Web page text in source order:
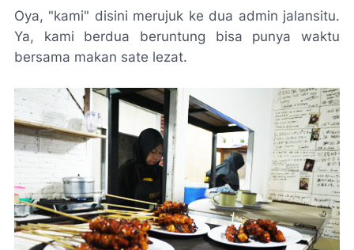
Oya, "kami" disini merujuk ke dua admin jalansitu.
Ya, kami berdua beruntung bisa punya waktu
bersama makan sate lezat.